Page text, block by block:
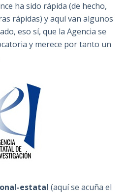
ha sido rápida (de hecho,
rápidas) y aquí van algunos
eso sí, que la Agencia se
y merece por tanto un
estatal (aquí se acuña el